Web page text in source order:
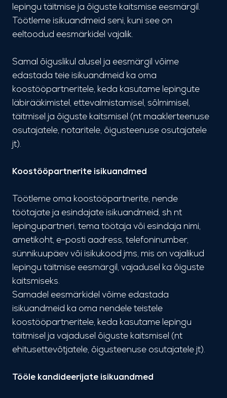
lepingu täitmise ja õiguste kaitsmise eesmärgil.
Töötleme isikuandmeid seni, kuni see on
eeltoodud eesmärkidel vajalik.
Samal õiguslikul alusel ja eesmärgil võime
edastada teie isikuandmeid ka oma
koostööpartneritele, keda kasutame lepingute
läbirääkimistel, ettevalmistamisel, sõlmimisel,
täitmisel ja õiguste kaitsmisel (nt maaklerteenuse
osutajatele, notaritele, õigusteenuse osutajatele
jt).
Koostööpartnerite isikuandmed
Töötleme oma koostööpartnerite, nende
töötajate ja esindajate isikuandmeid, sh nt
lepingupartneri, tema töötaja või esindaja nimi,
ametikoht, e-posti aadress, telefoninumber,
sünnikuupäev või isikukood jms, mis on vajalikud
lepingu täitmise eesmärgil, vajadusel ka õiguste
kaitsmiseks.
Samadel eesmärkidel võime edastada
isikuandmeid ka oma nendele teistele
koostööpartneritele, keda kasutame lepingu
täitmisel ja vajadusel õiguste kaitsmisel (nt
ehitusettevõtjatele, õigusteenuse osutajatele jt).
Tööle kandideerijate isikuandmed